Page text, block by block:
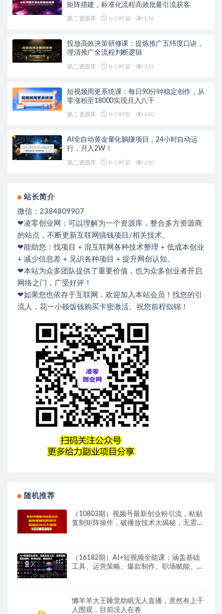
矩阵搭建，标准化流程高效批量引流获客
第二资源库 6 小时前 136
投放高效决策研修课：提炼推广五纬度口诀，
理清推广全流程判断逻辑
第二资源库 8 小时前 335
短视频周更系统课：每日90分钟稳定创作，从
零涨粉至18000实现月入八千
第二资源库 8 小时前 440
AI全自动黄金量化躺賺项目，24小时自动运
行，月入2W！
第二资源库 9 小时前 230
站长简介
微信：2384809907
❤凌零创业网：可以理解为一个资源库，整合多方资源商
的站点，不断更新互联网搞钱项目/相关技术。
❤能助您：找项目 + 混互联网各种技术整理 + 低成本创业
+ 减少信息差 + 见识各种项目 + 提升网创认知。
❤本站为众多团队提供了重要价值，也为众多创业者开启
网络之门，广受好评！
❤如果您也依存于互联网，欢迎加入本站会员！找您的引
流人，花一小顿饭钱购买卡密激活。祝您前程似锦！
随机推荐
（10803期）视频号最新创业粉引流，粘贴
复制矩阵操作，破播放技术大揭秘，无需经
（16182期）AI+短视频全能课：涵盖基础
工具、运营策略、爆款制作、职场赋能、剪
懒羊羊大王睡觉助眠无人直播，竟然有上千
人围观，目前没人在卷